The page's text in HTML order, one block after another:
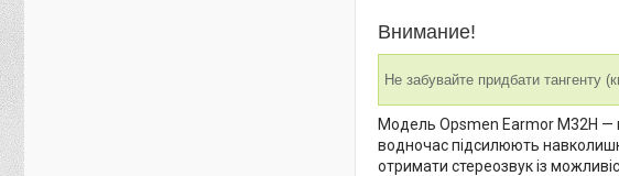
Внимание!
Не забувайте придбати тангенту
Модель Opsmen Earmor M32H —
водночас підсилюють
отримати стереозвук із